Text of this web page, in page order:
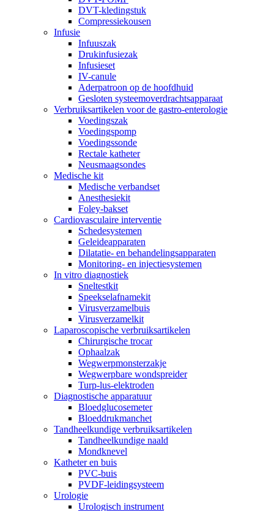
DVT-kledingstuk
Compressiekousen
Infusie
Infuuszak
Drukinfusiezak
Infusieset
IV-canule
Aderpatroon op de hoofdhuid
Gesloten systeemoverdrachtsapparaat
Verbruiksartikelen voor de gastro-enterologie
Voedingszak
Voedingspomp
Voedingssonde
Rectale katheter
Neusmaagsondes
Medische kit
Medische verbandset
Anesthesiekit
Foley-bakset
Cardiovasculaire interventie
Schedesystemen
Geleideapparaten
Dilatatie- en behandelingsapparaten
Monitoring- en injectiesystemen
In vitro diagnostiek
Sneltestkit
Speekselafnamekit
Virusverzamelbuis
Virusverzamelkit
Laparoscopische verbruiksartikelen
Chirurgische trocar
Ophaalzak
Wegwerpmonsterzakje
Wegwerpbare wondspreider
Turp-lus-elektroden
Diagnostische apparatuur
Bloedglucosemeter
Bloeddrukmanchet
Tandheelkundige verbruiksartikelen
Tandheelkundige naald
Mondknevel
Katheter en buis
PVC-buis
PVDF-leidingsysteem
Urologie
Urologisch instrument